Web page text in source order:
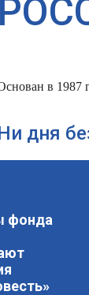
в 1987
дня
фонда